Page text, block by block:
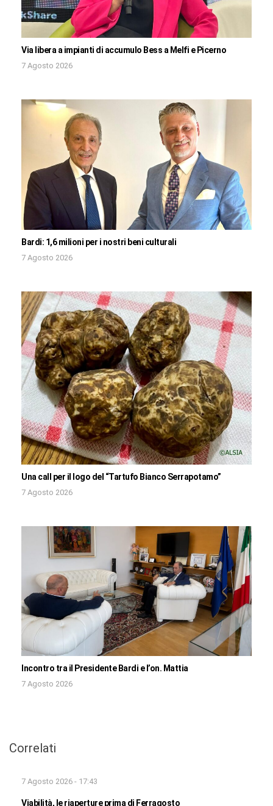
Via libera a impianti di accumulo Bess a Melfi e Picerno
7 Agosto 2026
Bardi: 1,6 milioni per i nostri beni culturali
7 Agosto 2026
Una call per il logo del “Tartufo Bianco Serrapotamo”
7 Agosto 2026
Incontro tra il Presidente Bardi e l’on. Mattia
7 Agosto 2026
Correlati
7 Agosto 2026 - 17:43
Viabilità, le riaperture prima di Ferragosto